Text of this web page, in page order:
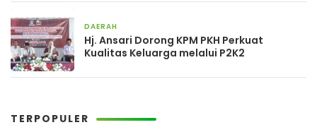
DAERAH
Hj. Ansari Dorong KPM PKH Perkuat
Kualitas Keluarga melalui P2K2
TERPOPULER